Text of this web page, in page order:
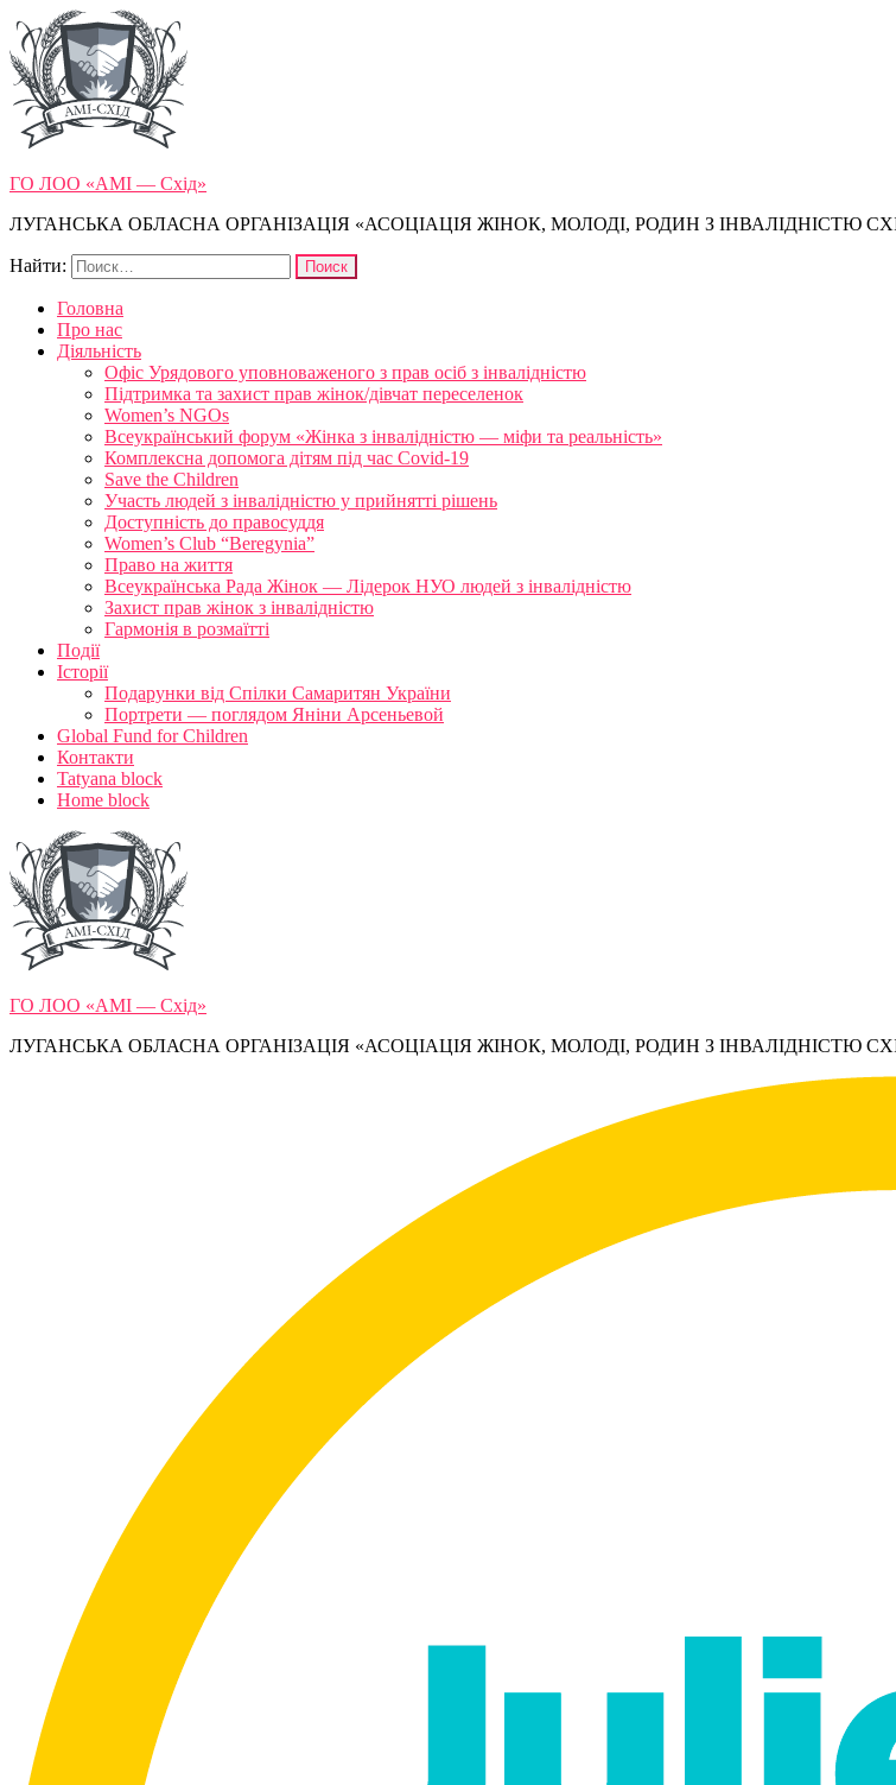
ГО ЛОО «АМІ — Схід»
ЛУГАНСЬКА ОБЛАСНА ОРГАНІЗАЦІЯ «АСОЦІАЦІЯ ЖІНОК, МОЛОДІ, РОДИН З ІНВАЛІДНІСТЮ
Найти:
Головна
Про нас
Діяльність
Офіс Урядового уповноваженого з прав осіб з інвалідністю
Підтримка та захист прав жінок/дівчат переселенок
Women’s NGOs
Всеукраїнський форум «Жінка з інвалідністю — міфи та реальність»
Комплексна допомога дітям під час Covid-19
Save the Children
Участь людей з інвалідністю у прийнятті рішень
Доступність до правосуддя
Women’s Club “Beregynia”
Право на життя
Всеукраїнська Рада Жінок — Лідерок НУО людей з інвалідністю
Захист прав жінок з інвалідністю
Гармонія в розмаїтті
Події
Історії
Подарунки від Спілки Самаритян України
Портрети — поглядом Яніни Арсеньевой
Global Fund for Children
Контакти
Tatyana block
Home block
ГО ЛОО «АМІ — Схід»
ЛУГАНСЬКА ОБЛАСНА ОРГАНІЗАЦІЯ «АСОЦІАЦІЯ ЖІНОК, МОЛОДІ, РОДИН З ІНВАЛІДНІСТЮ